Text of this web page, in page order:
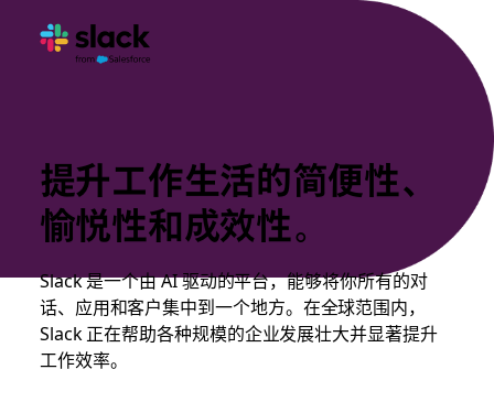
提升工作生活的简便性、
愉悦性和成效性。
Slack 是一个由 AI 驱动的平台，能够将你所有的对
话、应用和客户集中到一个地方。在全球范围内，
Slack 正在帮助各种规模的企业发展壮大并显著提升
工作效率。